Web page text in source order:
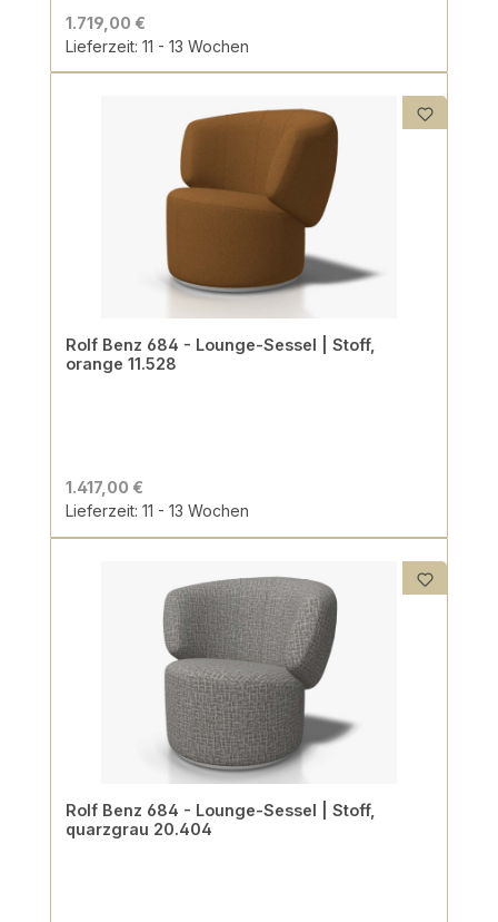
1.719,00 €
Lieferzeit: 11 - 13 Wochen
Rolf Benz 684 - Lounge-Sessel | Stoff,
orange 11.528
1.417,00 €
Lieferzeit: 11 - 13 Wochen
Rolf Benz 684 - Lounge-Sessel | Stoff,
quarzgrau 20.404